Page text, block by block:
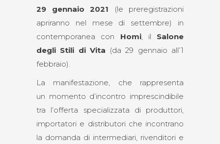
29 gennaio 2021 (le preregistrazioni
apriranno nel mese di settembre) in
contemporanea con Homi, il Salone
degli Stili di Vita (da 29 gennaio all’1
febbraio).
La manifestazione, che rappresenta
un momento d’incontro imprescindibile
tra l’offerta specializzata di produttori,
importatori e distributori che incontrano
la domanda di intermediari, rivenditori e